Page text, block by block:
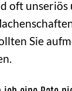
oft unseriös
Sie